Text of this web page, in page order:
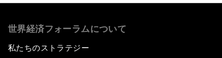
世界経済フォーラムについて
私たちのストラテジー